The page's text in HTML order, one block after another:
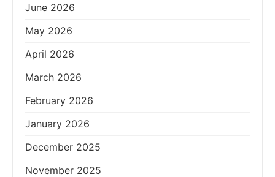
June 2026
May 2026
April 2026
March 2026
February 2026
January 2026
December 2025
November 2025